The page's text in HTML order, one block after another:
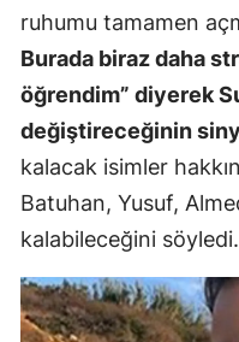
ruhumu tamamen
Burada biraz daha
öğrendim” diyerek
değiştireceğinin
kalacak isimler
Batuhan, Yusuf,
kalabileceğini söyledi.